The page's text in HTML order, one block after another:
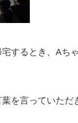
するとき、Aち
を言っていただ